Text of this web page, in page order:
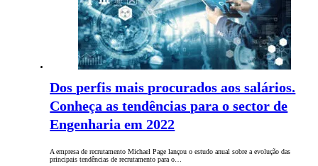
Dos perfis mais procurados aos salários.
Conheça as tendências para o sector de
Engenharia em 2022
A empresa de recrutamento Michael Page lançou o estudo anual sobre a evolução das
principais tendências de recrutamento para o…